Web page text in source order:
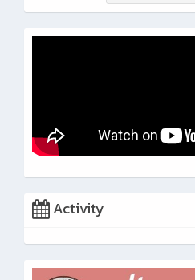
Activity